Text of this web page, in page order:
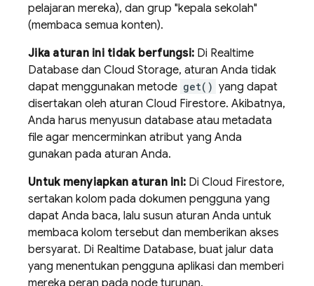
pelajaran mereka), dan grup "kepala sekolah"
(membaca semua konten).
Jika aturan ini tidak berfungsi: Di Realtime
Database dan Cloud Storage, aturan Anda tidak
dapat menggunakan metode get() yang dapat
disertakan oleh aturan Cloud Firestore. Akibatnya,
Anda harus menyusun database atau metadata
file agar mencerminkan atribut yang Anda
gunakan pada aturan Anda.
Untuk menyiapkan aturan ini: Di Cloud Firestore,
sertakan kolom pada dokumen pengguna yang
dapat Anda baca, lalu susun aturan Anda untuk
membaca kolom tersebut dan memberikan akses
bersyarat. Di Realtime Database, buat jalur data
yang menentukan pengguna aplikasi dan memberi
mereka peran pada node turunan.